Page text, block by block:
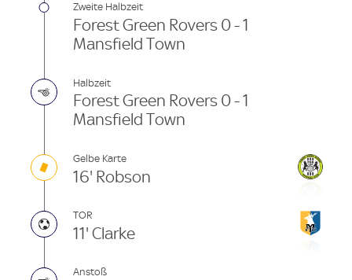
Zweite Halbzeit
Forest Green Rovers 0 - 1
Mansfield Town
Halbzeit
Forest Green Rovers 0 - 1
Mansfield Town
Gelbe Karte
16' Robson
TOR
11' Clarke
Anstoß